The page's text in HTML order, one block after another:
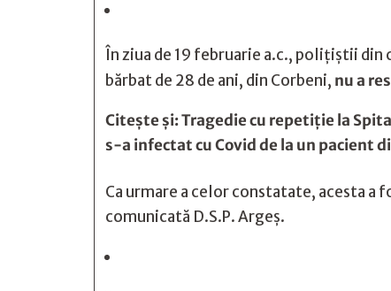
În ziua de 19 februarie a.c., polițiștii din
bărbat de 28 de ani, din Corbeni, nu a
Citește și:Tragedie cu repetiţie la
s-a infectat cu Covid de la un pacient
Ca urmare a celor constatate, acesta a
comunicată D.S.P. Argeș.